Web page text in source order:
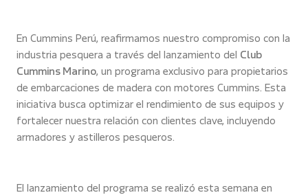
En Cummins Perú, reafirmamos nuestro compromiso con la
industria pesquera a través del lanzamiento del Club
Cummins Marino, un programa exclusivo para propietarios
de embarcaciones de madera con motores Cummins. Esta
iniciativa busca optimizar el rendimiento de sus equipos y
fortalecer nuestra relación con clientes clave, incluyendo
armadores y astilleros pesqueros.
El lanzamiento del programa se realizó esta semana en